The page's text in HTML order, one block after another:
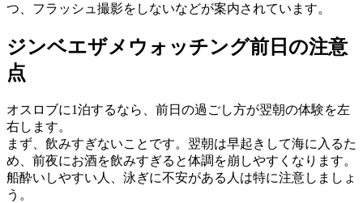
つ、フラッシュ撮影をしないなどが案内されています。
ジンベエザメウォッチング前日の注意
点
オスロブに1泊するなら、前日の過ごし方が翌朝の体験を左
右します。
まず、飲みすぎないことです。翌朝は早起きして海に入るた
め、前夜にお酒を飲みすぎると体調を崩しやすくなります。
船酔いしやすい人、泳ぎに不安がある人は特に注意しましょ
う。